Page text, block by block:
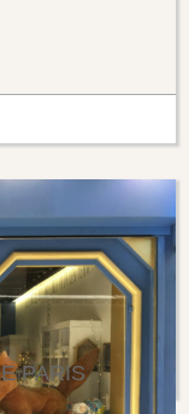
PARIS